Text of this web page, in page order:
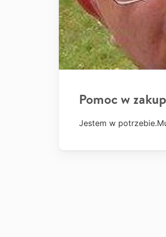
Pomoc w
Jestem w